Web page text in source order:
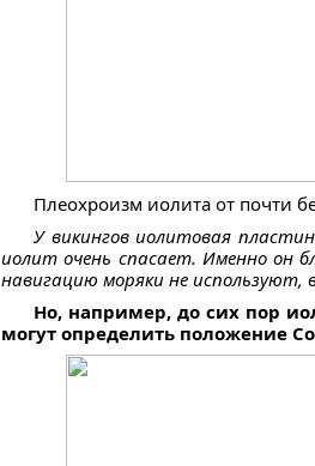
Плеохроизм иолита от почти
У викингов иолитовая
иолит очень спасает. Именно он
навигацию моряки не используют,
Но, например, до сих пор
могут определить положение